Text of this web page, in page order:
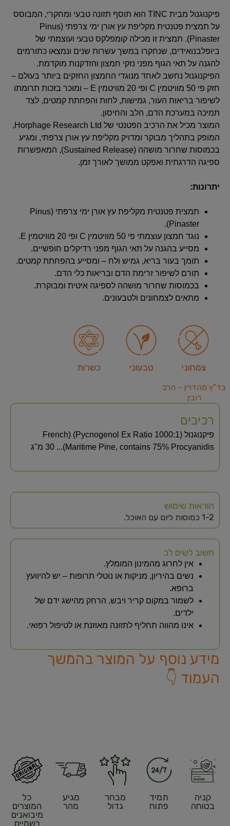
פיקנוגנול מבית TINC הוא תוסף תזונה טבעי ומחקרי, המבוסס
על תמצית פטנטית מקליפת עץ אורן ימי צרפתי (Pinus
Pinaster). תמצית זו מכילה קומפלקס טבעי ועוצמתי של
ביופלבנואידים, שנחקרו במשך עשרות שנים ונמצאו כתורמים
להגנה על תאי הגוף מפני נזקי חמצון והזדקנות מוקדמת.
הפיקנוגנול נחשב לאחד מנוגדי החמצון החזקים ביותר בעולם –
חזק פי 50 מוויטמין C ופי 20 מוויטמין E – ומוכר בזכות תרומתו
לשיפור בריאות העור, גמישות, לחות והפחתת קמטים, לצד
תמיכה במערכת הדם, הלב והחיסון.
המוצר מכיל את הרכיב הפטנטי של Horphage Research Ltd,
המופק בתהליך מבוקר ומדויק מקליפת עץ אורן צרפתי, ומגיע
בכמוסות שחרור מושהה (Sustained Release), המאפשרות
ספיגה הדרגתית ואפקט ממושך לאורך זמן.
יתרונות:
תמצית פטנטית מקליפת עץ אורן ימי צרפתי (Pinus
Pinaster).
נוגד חמצון עוצמתי פי 50 מוויטמין C ופי 20 מוויטמין E.
מסייע בהגנה על תאי הגוף מפני רדיקלים חופשיים.
תומך בעור בריא, גמיש ולח – ומסייע בהפחתת קמטים.
תורם לשיפור זרימת הדם ובריאות כלי הדם.
בכמוסות שחרור מושהה לספיגה איטית ומבוקרת.
מתאים לצמחונים ולטבעונים.
צמחוני טבעוני כשרות
בד"ץ מהדרין - הרב
רובין
רכיבים
פיקנוגנול (
Pycnogenol Ex Ratio 1000:1
) (
French
Maritime Pine, contains 75% Procyanidis
)
..
.
30 מ"ג
הוראות שימוש
1-2 כמוסות ליום עם האוכל.
חשוב לשים לב
אין לחרוג מהמינון המומלץ.
נשים בהיריון, מניקות או נוטלי תרופות – יש להיוועץ
ברופא.
לשמור במקום קריר ויבש, הרחק מהישג ידם של
ילדים.
אינו מהווה תחליף לתזונה מאוזנת או לטיפול רפואי.
מידע נוסף על המוצר בהמשך
העמוד 👇
קניה
בטוחה
תמיד
פתוח
מבחר
גדול
מגיע
מהר
כל
המוצרים
מיבואנים
רשמיים